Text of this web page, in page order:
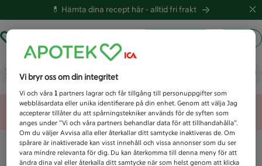
💊 Hämta dina recept här -alltid fri frakt
Vad letar du efter idag?
Unknown error
Vi bryr oss om din integritet
Vi och våra1 partners lagrar och får tillgång till personuppgifter som
webbläsardata eller unika identifierare på din enhet. Genom att välja Jag
accepterar tillåter du att spårningstekniker används för de syften som
anges under ”Vi och våra partners behandlar data för att tillhandahålla”.
Om du väljer Avvisa alla eller återkallar ditt samtycke inaktiveras de. Om
spårare är inaktiverade kan visst innehåll och vissa annonser som du ser
vara mindre relevanta för dig. Du kan återkomma till denna meny för att
ändra dina val eller återkalla ditt samtycke när som helst genom att klicka